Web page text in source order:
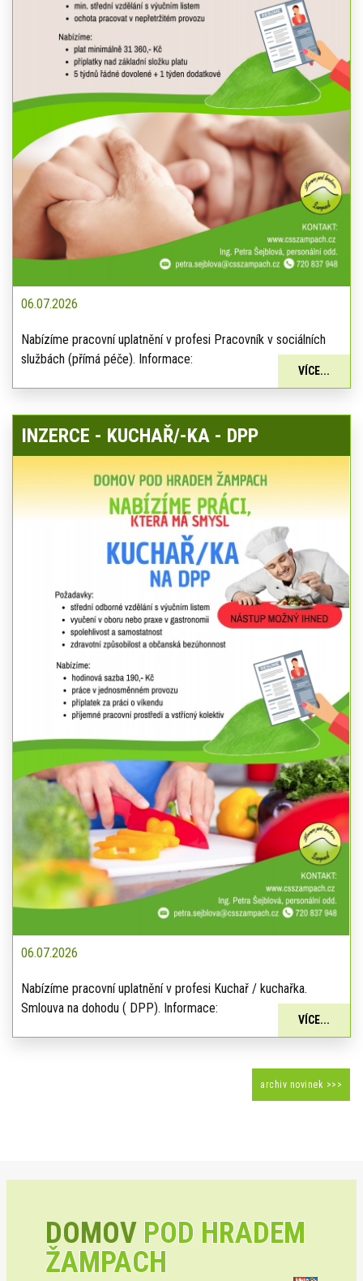
06.07.2026
Nabízíme pracovní uplatnění v profesi Pracovník v sociálních
službách (přímá péče). Informace:
VÍCE...
INZERCE - KUCHAŘ/-KA - DPP
06.07.2026
Nabízíme pracovní uplatnění v profesi Kuchař / kuchařka.
Smlouva na dohodu ( DPP). Informace:
VÍCE...
archiv novinek >>>
DOMOV POD HRADEM
ŽAMPACH